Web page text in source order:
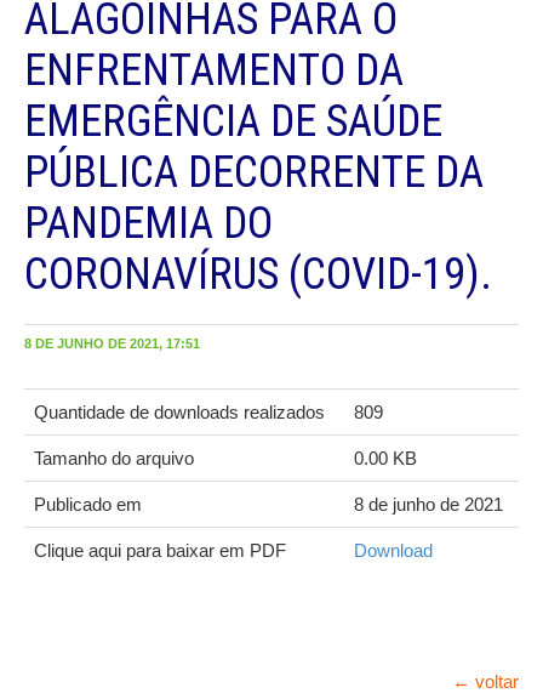
ALAGOINHAS PARA O
ENFRENTAMENTO DA
EMERGÊNCIA DE SAÚDE
PÚBLICA DECORRENTE DA
PANDEMIA DO
CORONAVÍRUS (COVID-19).
8 DE JUNHO DE 2021, 17:51
Quantidade de downloads realizados 809
Tamanho do arquivo 0.00 KB
Publicado em 8 de junho de 2021
Clique aqui para baixar em PDF Download
← voltar